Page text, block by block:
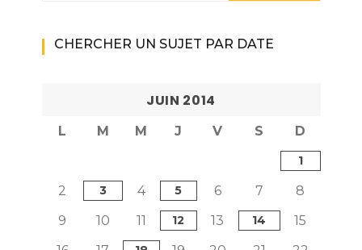
CHERCHER UN SUJET PAR DATE
JUIN 2014
L M M J V S D
1
2 3 4 5 6 7
8
9
10 11 12 13 14
15